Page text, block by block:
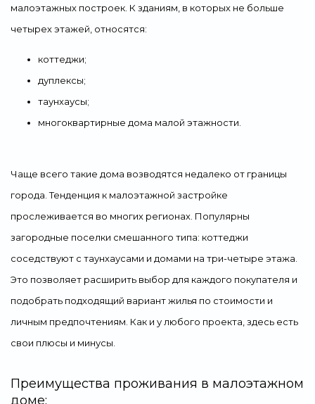
малоэтажных построек. К зданиям, в которых не больше
четырех этажей, относятся:
коттеджи;
дуплексы;
таунхаусы;
многоквартирные дома малой этажности.
Чаще всего такие дома возводятся недалеко от границы
города. Тенденция к малоэтажной застройке
прослеживается во многих регионах. Популярны
загородные поселки смешанного типа: коттеджи
соседствуют с таунхаусами и домами на три-четыре этажа.
Это позволяет расширить выбор для каждого покупателя и
подобрать подходящий вариант жилья по стоимости и
личным предпочтениям. Как и у любого проекта, здесь есть
свои плюсы и минусы.
Преимущества проживания в малоэтажном
доме: